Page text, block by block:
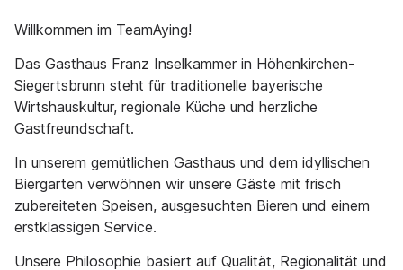
Willkommen im TeamAying!
Das Gasthaus Franz Inselkammer in Höhenkirchen-
Siegertsbrunn steht für traditionelle bayerische
Wirtshauskultur, regionale Küche und herzliche
Gastfreundschaft.
In unserem gemütlichen Gasthaus und dem idyllischen
Biergarten verwöhnen wir unsere Gäste mit frisch
zubereiteten Speisen, ausgesuchten Bieren und einem
erstklassigen Service.
Unsere Philosophie basiert auf Qualität, Regionalität und